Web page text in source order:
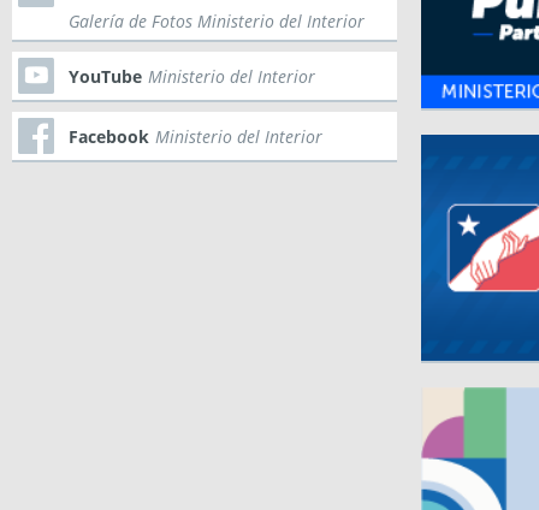
Galería de Fotos Ministerio del Interior
YouTube Ministerio del Interior
Facebook Ministerio del Interior